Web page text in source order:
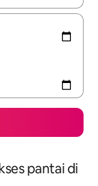
pantai di